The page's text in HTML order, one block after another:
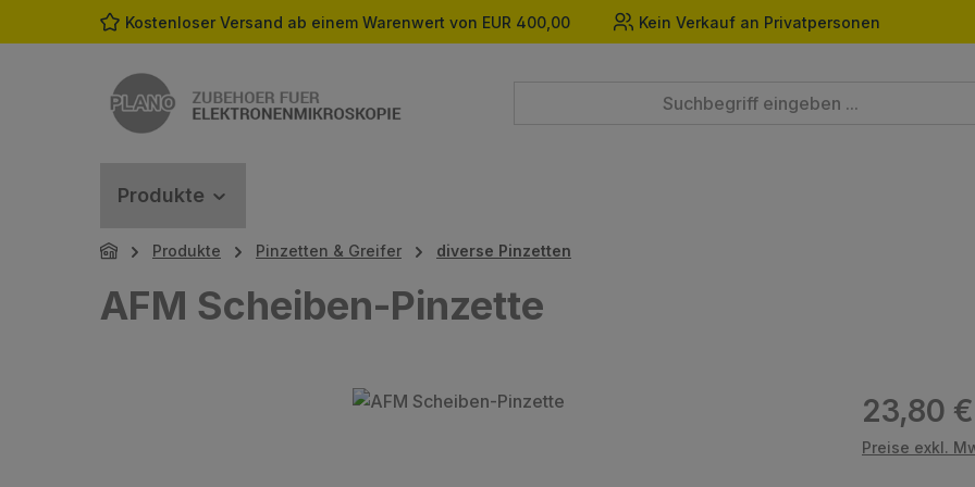
Hauptinhalt springen
Zur Suche springen
Zur Hauptnavigation springen
Kostenloser Versand ab einem Warenwert von EUR 400,00 Kein Verkauf an Privatpersonen
Produkte
Produkte Pinzetten & Greifer diverse Pinzetten
AFM Scheiben-Pinzette
Regulärer
23,80 €
Preise exkl.